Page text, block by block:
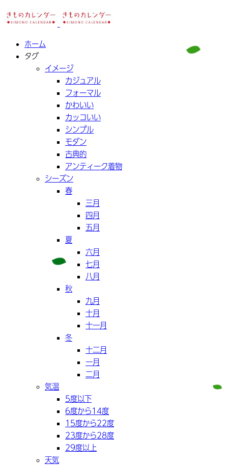
ホーム
タグ
イメージ
カジュアル
フォーマル
かわいい
カッコいい
シンプル
モダン
古典的
アンティーク着物
シーズン
春
三月
四月
五月
夏
六月
七月
八月
秋
九月
十月
十一月
冬
十二月
一月
二月
気温
5度以下
6度から14度
15度から22度
23度から28度
29度以上
天気